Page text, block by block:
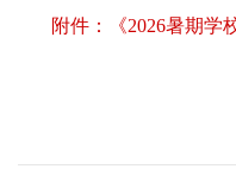
附件：《2026暑期学